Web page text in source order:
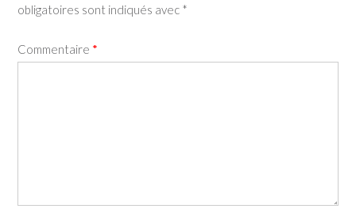
obligatoires sont indiqués avec *
Commentaire *